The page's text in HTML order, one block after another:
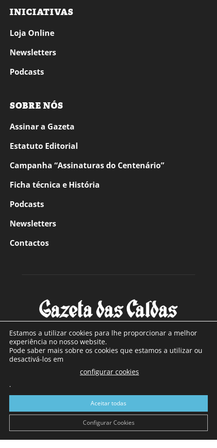
INICIATIVAS
Loja Online
Newsletters
Podcasts
SOBRE NÓS
Assinar a Gazeta
Estatuto Editorial
Campanha “Assinaturas do Centenário”
Ficha técnica e História
Podcasts
Newsletters
Contactos
SOBRE NÓS
Com sede nas Caldas da Rainha e mais de 90 anos de
a sul de distrito de Leiria, com mais de 40.000 leitores por
toda a região Oeste. Jornal com distribuição em Portugal
Continental e assinatura online.
Estamos a utilizar cookies para lhe proporcionar a melhor
experiência no nosso website.
Pode saber mais sobre os cookies que estamos a utilizar ou
desactivá-los em
configurar cookies
.
Aceitar todas
Configurar Cookies